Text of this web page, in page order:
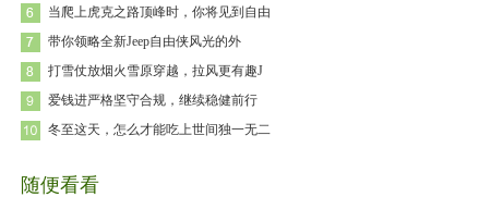
当爬上虎克之路顶峰时，你将见到自由
带你领略全新Jeep自由侠风光的外
打雪仗放烟火雪原穿越，拉风更有趣J
爱钱进严格坚守合规，继续稳健前行
冬至这天，怎么才能吃上世间独一无二
随便看看